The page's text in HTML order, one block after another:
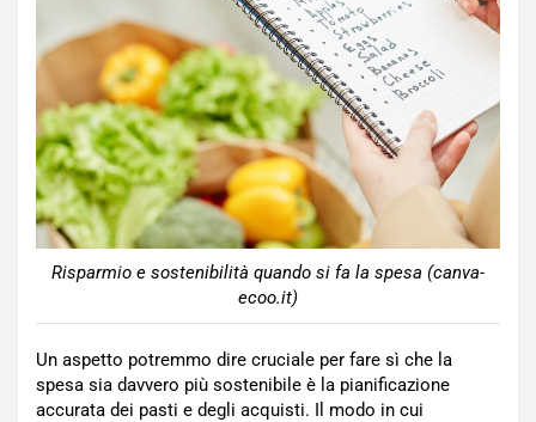
Risparmio e sostenibilità quando si fa la spesa (canva-
ecoo.it)
Un aspetto potremmo dire cruciale per fare sì che la
spesa sia davvero più sostenibile è la pianificazione
accurata dei pasti e degli acquisti. Il modo in cui